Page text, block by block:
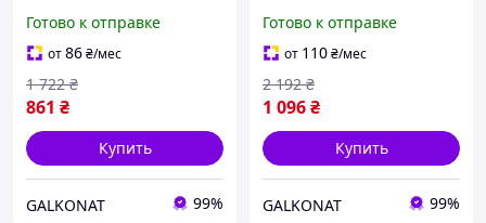
чайники, Современный
чайник со свистком ZC-18
Готово к отправке
от86₴/мес
861 ₴
1 722 ₴
Купить
GALKONAT 99%
Нержавеющие чайники
со свистком LN-89
Готово к отправке
от 110₴/мес
1 096₴
2 192 ₴
Купить
GALKONAT 99%